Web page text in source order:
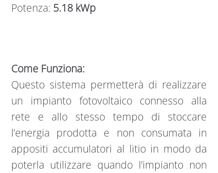
Potenza: 5.18 kWp
Come Funziona:
Questo sistema permetterà di realizzare
un impianto fotovoltaico connesso alla
rete e allo stesso tempo di stoccare
l’energia prodotta e non consumata in
appositi accumulatori al litio in modo da
poterla utilizzare quando l’impianto non